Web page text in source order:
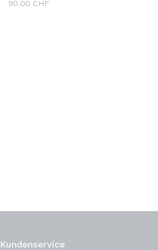
90.00 CHF
Kundenservice